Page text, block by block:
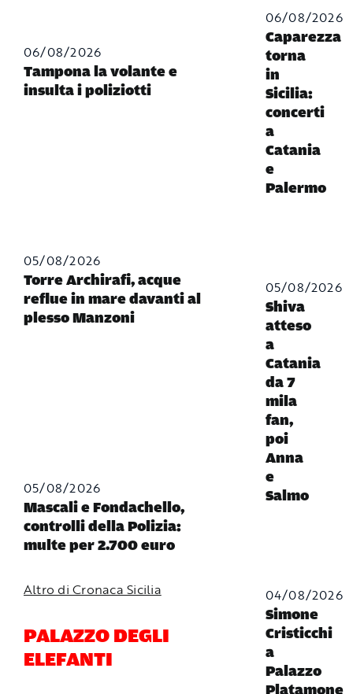
06/08/2026
Tampona la volante e
insulta i poliziotti
05/08/2026
Torre Archirafi, acque
reflue in mare davanti al
plesso Manzoni
05/08/2026
Mascali e Fondachello,
controlli della Polizia:
multe per 2.700 euro
Altro di Cronaca Sicilia
PALAZZO DEGLI
ELEFANTI
06/08/2026
Caparezza
torna
in
Sicilia:
concerti
a
Catania
e
Palermo
05/08/2026
Shiva
atteso
a
Catania
da 7
mila
fan,
poi
Anna
e
Salmo
04/08/2026
Simone
Cristicchi
a
Palazzo
Platamone